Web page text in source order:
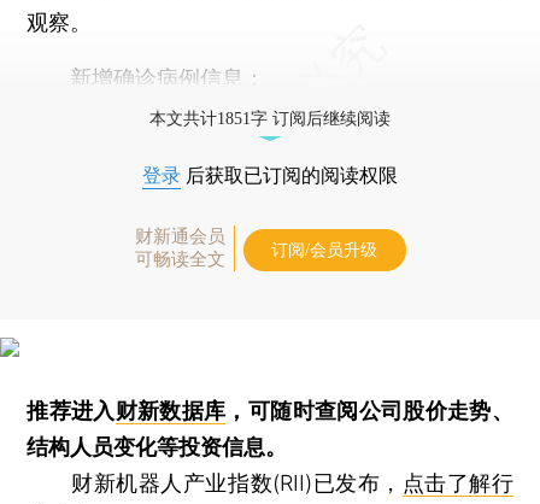
观察。
新增确诊病例信息：
本文共计1851字 订阅后继续阅读
登录 后获取已订阅的阅读权限
财新通会员
可畅读全文
订阅/会员升级
推荐进入财新数据库 ，可随时查阅公司股价走势、
结构人员变化等投资信息。
财新机器人产业指数(RII)已发布， 点击了解行